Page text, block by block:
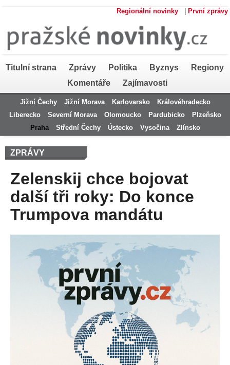
Regionální novinky První zprávy
Titulní strana Zprávy Politika Byznys
Regiony
Komentáře
Zajímavosti
Jižní Čechy Jižní Morava Karlovarsko
Královéhradecko
Liberecko
Severní Morava Olomoucko Pardubicko
Plzeňsko
Praha
Střední Čechy Ústecko Vysočina Zlínsko
ZPRÁVY
Zelenskij chce bojovat
další tři roky: Do konce
Trumpova mandátu